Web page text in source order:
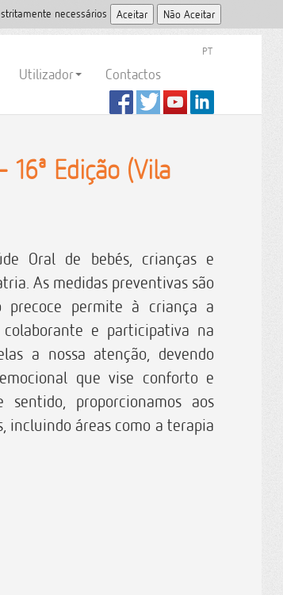
necessários
PT
Utilizador Contactos
Edição (Vila
Oral de bebés, crianças e
As medidas preventivas são
precoce permite à criança a
e participativa na
a nossa atenção, devendo
que vise conforto e
proporcionamos aos
incluindo áreas como a terapia